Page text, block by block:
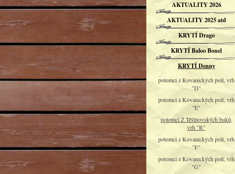
AKTUALITY 2026
AKTUALITY 2025 atd
KRYTÍ Drago
KRYTÍ Baloo Bonel
KRYTÍ Denny
potomci z Kovanických polí, vrh
"D"
potomci z Kovanických polí, vrh
"E"
potomci Z Těšínovských buků,
vrh "R"
potomci z Kovanických polí, vrh
"F"
potomci z Kovanických polí, vrh
"G"